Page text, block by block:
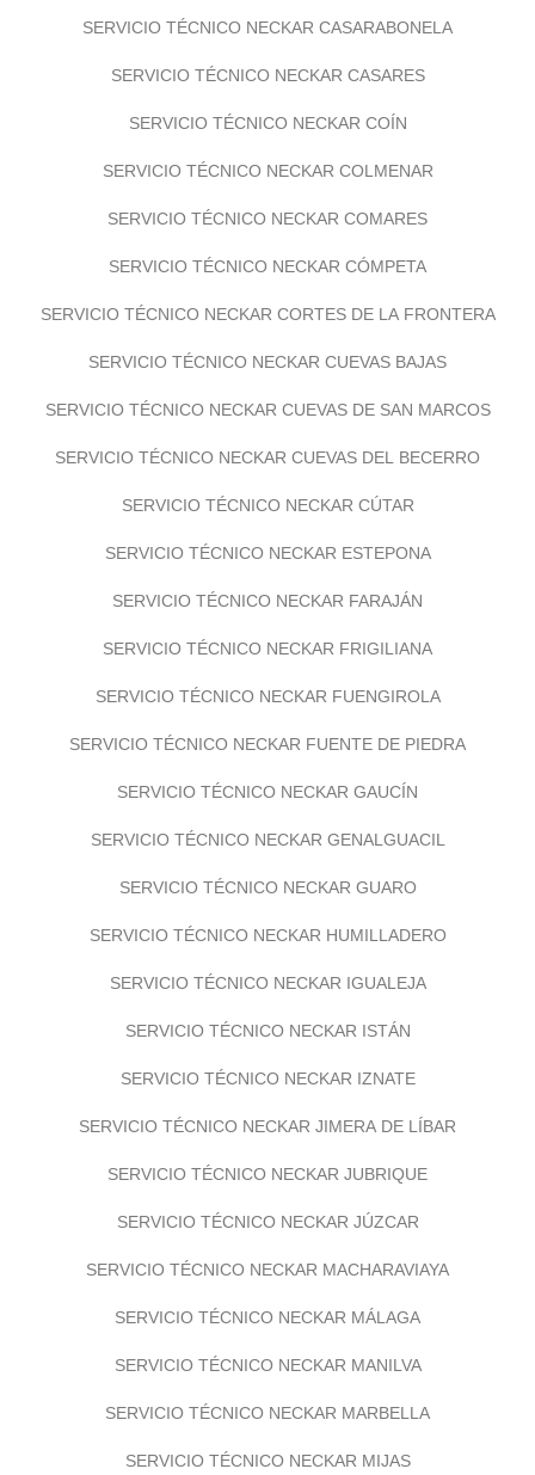
SERVICIO TÉCNICO NECKAR CASARABONELA
SERVICIO TÉCNICO NECKAR CASARES
SERVICIO TÉCNICO NECKAR COÍN
SERVICIO TÉCNICO NECKAR COLMENAR
SERVICIO TÉCNICO NECKAR COMARES
SERVICIO TÉCNICO NECKAR CÓMPETA
SERVICIO TÉCNICO NECKAR CORTES DE LA FRONTERA
SERVICIO TÉCNICO NECKAR CUEVAS BAJAS
SERVICIO TÉCNICO NECKAR CUEVAS DE SAN MARCOS
SERVICIO TÉCNICO NECKAR CUEVAS DEL BECERRO
SERVICIO TÉCNICO NECKAR CÚTAR
SERVICIO TÉCNICO NECKAR ESTEPONA
SERVICIO TÉCNICO NECKAR FARAJÁN
SERVICIO TÉCNICO NECKAR FRIGILIANA
SERVICIO TÉCNICO NECKAR FUENGIROLA
SERVICIO TÉCNICO NECKAR FUENTE DE PIEDRA
SERVICIO TÉCNICO NECKAR GAUCÍN
SERVICIO TÉCNICO NECKAR GENALGUACIL
SERVICIO TÉCNICO NECKAR GUARO
SERVICIO TÉCNICO NECKAR HUMILLADERO
SERVICIO TÉCNICO NECKAR IGUALEJA
SERVICIO TÉCNICO NECKAR ISTÁN
SERVICIO TÉCNICO NECKAR IZNATE
SERVICIO TÉCNICO NECKAR JIMERA DE LÍBAR
SERVICIO TÉCNICO NECKAR JUBRIQUE
SERVICIO TÉCNICO NECKAR JÚZCAR
SERVICIO TÉCNICO NECKAR MACHARAVIAYA
SERVICIO TÉCNICO NECKAR MÁLAGA
SERVICIO TÉCNICO NECKAR MANILVA
SERVICIO TÉCNICO NECKAR MARBELLA
SERVICIO TÉCNICO NECKAR MIJAS